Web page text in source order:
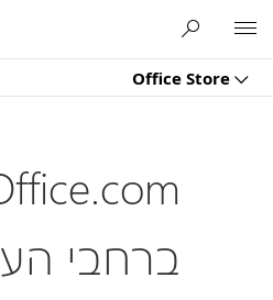
Office Store
ברחבי